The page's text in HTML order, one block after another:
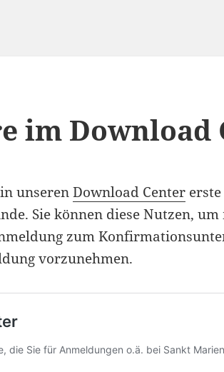
im Download
unserenDownload Center
Sie können diese Nutzen,
zum
vorzunehmen.